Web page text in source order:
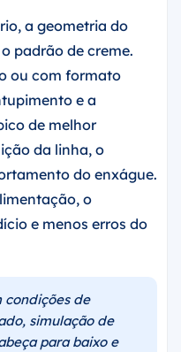
a geometria do
padrão de creme.
ou com formato
e a
de melhor
da linha, o
do enxágue.
o
e menos erros do
de
simulação de
para baixo e